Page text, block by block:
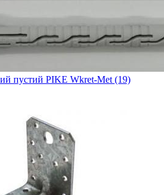
пустий PIKE Wkret-Met (19)